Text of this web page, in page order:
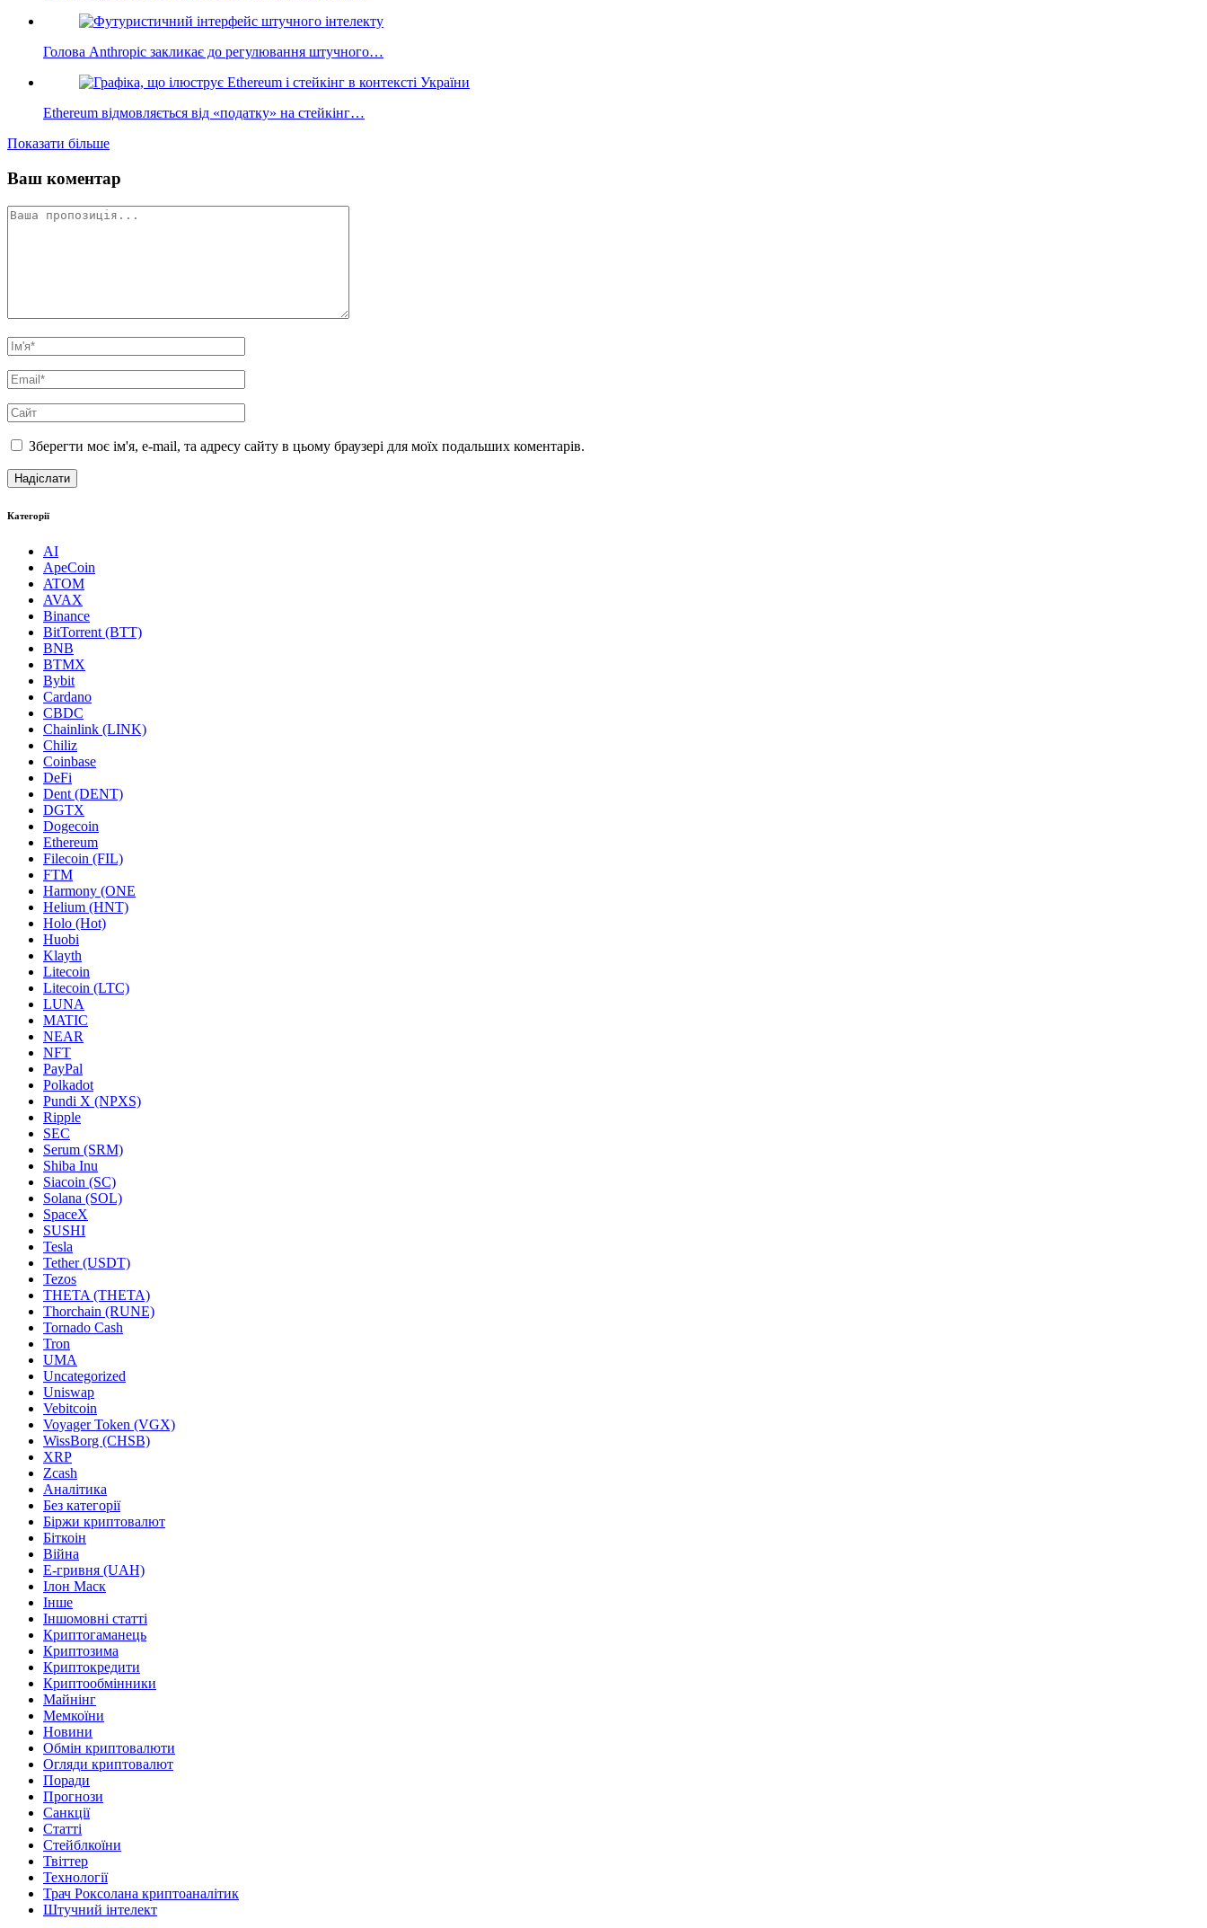
Голова Anthropic закликає до регулювання штучного…
Ethereum відмовляється від «податку» на стейкінг…
Показати більше
Ваш коментар
Зберегти моє ім'я, e-mail, та адресу сайту в цьому браузері для моїх подальших коментарів.
Категорії
AI
ApeCoin
ATOM
AVAX
Binance
BitTorrent (BTT)
BNB
BTMX
Bybit
Cardano
CBDC
Chainlink (LINK)
Chiliz
Coinbase
DeFi
Dent (DENT)
DGTX
Dogecoin
Ethereum
Filecoin (FIL)
FTM
Harmony (ONE
Helium (HNT)
Holo (Hot)
Huobi
Klayth
Litecoin
Litecoin (LTC)
LUNA
MATIC
NEAR
NFT
PayPal
Polkadot
Pundi X (NPXS)
Ripple
SEC
Serum (SRM)
Shiba Inu
Siacoin (SC)
Solana (SOL)
SpaceX
SUSHI
Tesla
Tether (USDT)
Tezos
THETA (THETA)
Thorchain (RUNE)
Tornado Cash
Tron
UMA
Uncategorized
Uniswap
Vebitcoin
Voyager Token (VGX)
WissBorg (CHSB)
XRP
Zcash
Аналітика
Без категорії
Біржи криптовалют
Біткоін
Війна
Е-гривня (UAH)
Ілон Маск
Інше
Іншомовні статті
Криптогаманець
Криптозима
Криптокредити
Криптообмінники
Майнінг
Мемкоїни
Новини
Обмін криптовалюти
Огляди криптовалют
Поради
Прогнози
Санкції
Статті
Стейблкоїни
Твіттер
Технології
Трач Роксолана криптоаналітик
Штучний інтелект